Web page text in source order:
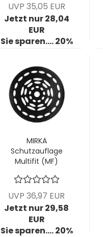
UVP 35,05 EUR
Jetzt nur 28,04
EUR
Sie sparen.... 20%
MIRKA
Schutzauflage
Multifit (MF)
Multihole; 1 VPE =
1 Stück
UVP 36,97 EUR
Jetzt nur 29,58
EUR
Sie sparen.... 20%